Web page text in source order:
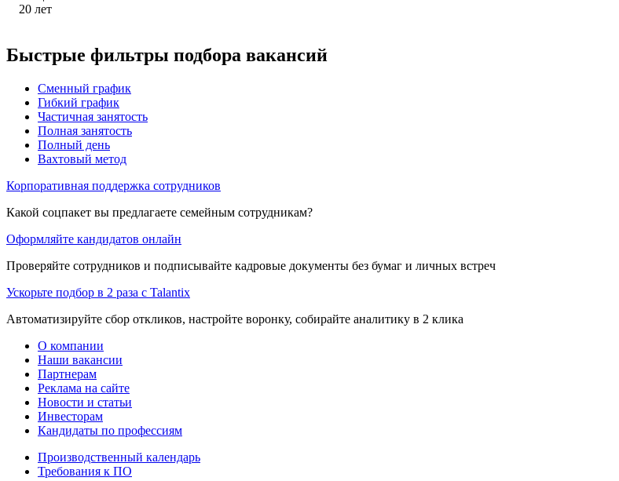
20 лет
Быстрые фильтры подбора вакансий
Сменный график
Гибкий график
Частичная занятость
Полная занятость
Полный день
Вахтовый метод
Корпоративная поддержка сотрудников
Какой соцпакет вы предлагаете семейным сотрудникам?
Оформляйте кандидатов онлайн
Проверяйте сотрудников и подписывайте кадровые документы без бумаг и личных встреч
Ускорьте подбор в 2 раза с Talantix
Автоматизируйте сбор откликов, настройте воронку, собирайте аналитику в 2 клика
О компании
Наши вакансии
Партнерам
Реклама на сайте
Новости и статьи
Инвесторам
Кандидаты по профессиям
Производственный календарь
Требования к ПО